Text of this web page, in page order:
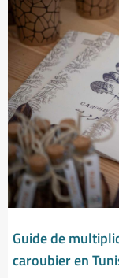
Guide de
caroubier en